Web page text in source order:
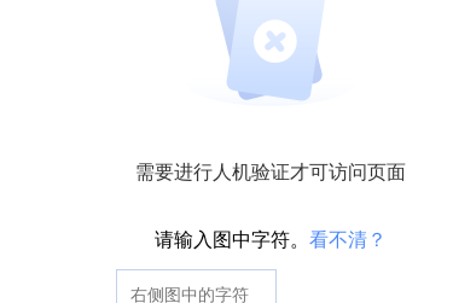
需要进行人机验证才可访问页面
请输入图中字符。 看不清？